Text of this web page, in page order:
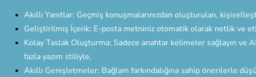
Akıllı Yanıtlar: Geçmiş konuşmalarınızdan oluşturulan,
Geliştirilmiş İçerik: E-posta metniniz otomatik olarak netlik ve
Kolay Taslak Oluşturma: Sadece anahtar kelimeler sağlayın ve
fazla yazım stiliyle.
Akıllı Genişletmeler: Bağlam farkındalığına sahip önerilerle